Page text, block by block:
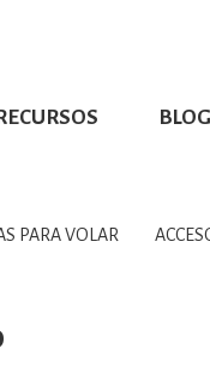
BLOG
ESTUDIOS
PARA VOLAR